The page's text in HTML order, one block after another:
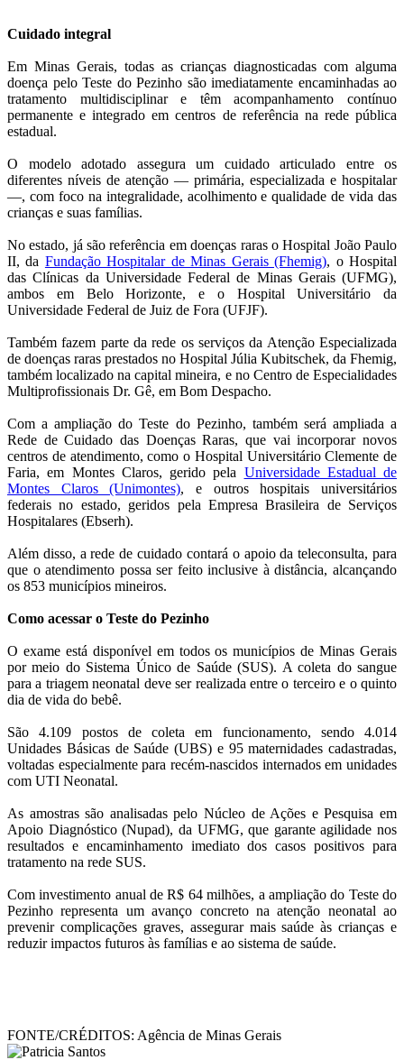
Cuidado integral
Em Minas Gerais, todas as crianças diagnosticadas com alguma
doença pelo Teste do Pezinho são imediatamente encaminhadas ao
tratamento multidisciplinar e têm acompanhamento contínuo
permanente e integrado em centros de referência na rede pública
estadual.
O modelo adotado assegura um cuidado articulado entre os
diferentes níveis de atenção — primária, especializada e hospitalar
—, com foco na integralidade, acolhimento e qualidade de vida das
crianças e suas famílias.
No estado, já são referência em doenças raras o Hospital João Paulo
II, da Fundação Hospitalar de Minas Gerais (Fhemig), o Hospital
das Clínicas da Universidade Federal de Minas Gerais (UFMG),
ambos em Belo Horizonte, e o Hospital Universitário da
Universidade Federal de Juiz de Fora (UFJF).
Também fazem parte da rede os serviços da Atenção Especializada
de doenças raras prestados no Hospital Júlia Kubitschek, da Fhemig,
também localizado na capital mineira, e no Centro de Especialidades
Multiprofissionais Dr. Gê, em Bom Despacho.
Com a ampliação do Teste do Pezinho, também será ampliada a
Rede de Cuidado das Doenças Raras, que vai incorporar novos
centros de atendimento, como o Hospital Universitário Clemente de
Faria, em Montes Claros, gerido pela Universidade Estadual de
Montes Claros (Unimontes), e outros hospitais universitários
federais no estado, geridos pela Empresa Brasileira de Serviços
Hospitalares (Ebserh).
Além disso, a rede de cuidado contará o apoio da teleconsulta, para
que o atendimento possa ser feito inclusive à distância, alcançando
os 853 municípios mineiros.
Como acessar o Teste do Pezinho
O exame está disponível em todos os municípios de Minas Gerais
por meio do Sistema Único de Saúde (SUS). A coleta do sangue
para a triagem neonatal deve ser realizada entre o terceiro e o quinto
dia de vida do bebê.
São 4.109 postos de coleta em funcionamento, sendo 4.014
Unidades Básicas de Saúde (UBS) e 95 maternidades cadastradas,
voltadas especialmente para recém-nascidos internados em unidades
com UTI Neonatal.
As amostras são analisadas pelo Núcleo de Ações e Pesquisa em
Apoio Diagnóstico (Nupad), da UFMG, que garante agilidade nos
resultados e encaminhamento imediato dos casos positivos para
tratamento na rede SUS.
Com investimento anual de R$ 64 milhões, a ampliação do Teste do
Pezinho representa um avanço concreto na atenção neonatal ao
prevenir complicações graves, assegurar mais saúde às crianças e
reduzir impactos futuros às famílias e ao sistema de saúde.
FONTE/CRÉDITOS: Agência de Minas Gerais